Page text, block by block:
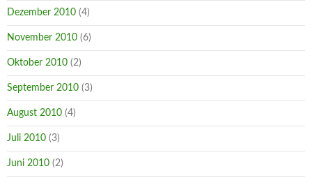
Dezember 2010 (4)
November 2010 (6)
Oktober 2010 (2)
September 2010 (3)
August 2010 (4)
Juli 2010 (3)
Juni 2010 (2)